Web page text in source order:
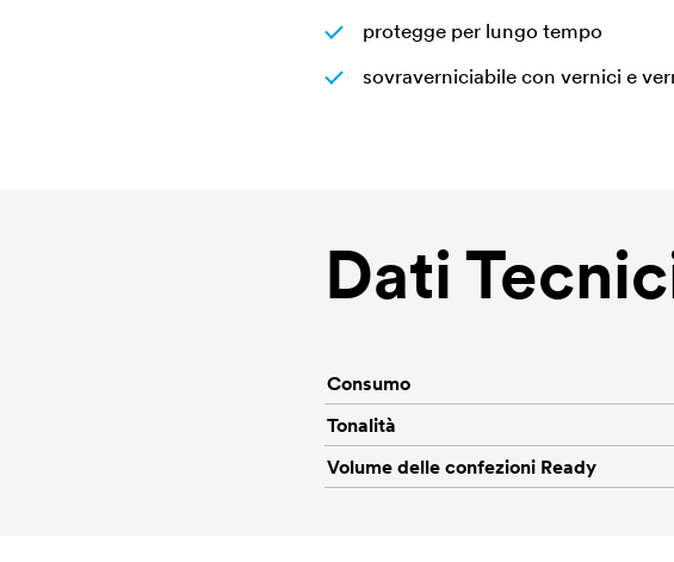
protegge per lungo tempo
sovraverniciabile con vernici e
Dati
Consumo
Tonalità
Volume delle confezioni Ready